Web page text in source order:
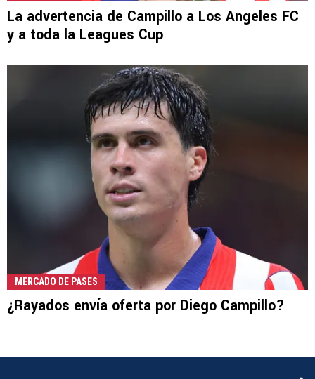
La advertencia de Campillo a Los Angeles FC
y a toda la Leagues Cup
MERCADO DE PASES
¿Rayados envía oferta por Diego Campillo?